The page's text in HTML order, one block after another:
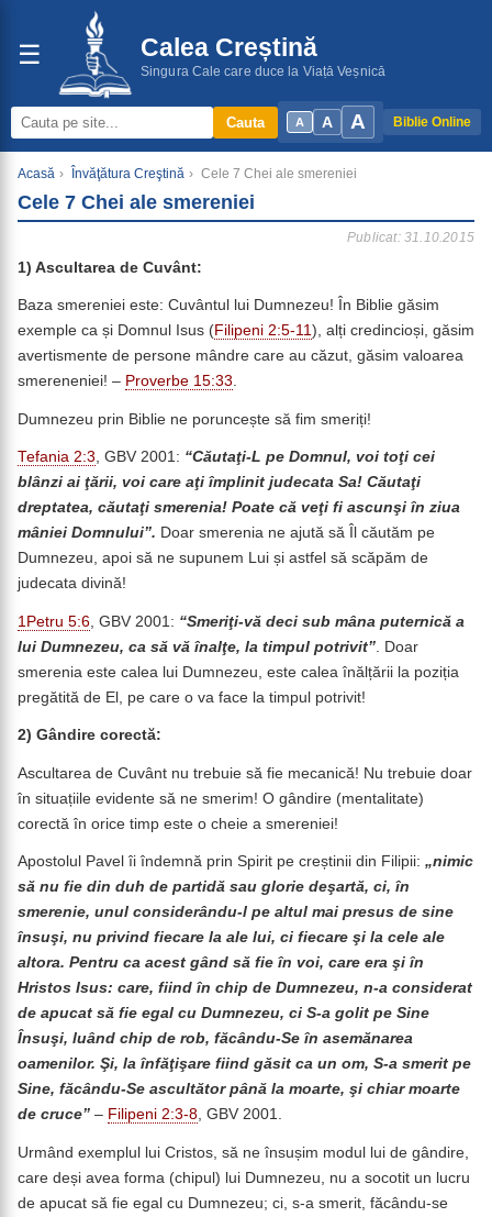
☰ Calea Creștină
Singura Cale care duce la Viață Veșnică
A A A Biblie Online
Cauta
Acasă › Învăţătura Creştină › Cele 7 Chei ale smereniei
Cele 7 Chei ale smereniei
Publicat: 31.10.2015
1) Ascultarea de Cuvânt:
Baza smereniei este: Cuvântul lui Dumnezeu! În Biblie găsim
exemple ca și Domnul Isus (Filipeni 2:5-11), alți credincioși, găsim
avertismente de persone mândre care au căzut, găsim valoarea
smereneniei! – Proverbe 15:33.
Dumnezeu prin Biblie ne poruncește să fim smeriți!
Tefania 2:3, GBV 2001: “Căutaţi-L pe Domnul, voi toţi cei
blânzi ai ţării, voi care aţi împlinit judecata Sa! Căutaţi
dreptatea, căutaţi smerenia! Poate că veţi fi ascunşi în ziua
mâniei Domnului”. Doar smerenia ne ajută să Îl căutăm pe
Dumnezeu, apoi să ne supunem Lui și astfel să scăpăm de
judecata divină!
1Petru 5:6 , GBV 2001: “Smeriţi-vă deci sub mâna puternică a
lui Dumnezeu, ca să vă înalţe, la timpul potrivit” . Doar
smerenia este calea lui Dumnezeu, este calea înălțării la poziția
pregătită de El, pe care o va face la timpul potrivit!
2) Gândire corectă:
Ascultarea de Cuvânt nu trebuie să fie mecanică! Nu trebuie doar
în situațiile evidente să ne smerim! O gândire (mentalitate)
corectă în orice timp este o cheie a smereniei!
Apostolul Pavel îi îndemnă prin Spirit pe creștinii din Filipii: „nimic
să nu fie din duh de partidă sau glorie deşartă, ci, în
smerenie, unul considerându-l pe altul mai presus de sine
însuşi, nu privind fiecare la ale lui, ci fiecare şi la cele ale
altora. Pentru ca acest gând să fie în voi, care era şi în
Hristos Isus: care, fiind în chip de Dumnezeu, n-a considerat
de apucat să fie egal cu Dumnezeu, ci S-a golit pe Sine
Însuşi, luând chip de rob, făcându-Se în asemănarea
oamenilor. Şi, la înfăţişare fiind găsit ca un om, S-a smerit pe
Sine, făcându-Se ascultător până la moarte, şi chiar moarte
de cruce” – Filipeni 2:3-8, GBV 2001.
Urmând exemplul lui Cristos, să ne însușim modul lui de gândire,
care deși avea forma (chipul) lui Dumnezeu, nu a socotit un lucru
de apucat să fie egal cu Dumnezeu; ci, s-a smerit, făcându-se